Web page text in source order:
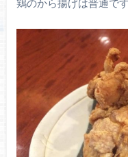
鶏のから揚げは普通です